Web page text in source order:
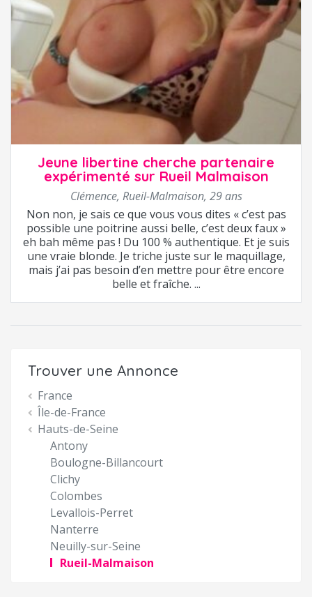
Jeune libertine cherche partenaire
expérimenté sur Rueil Malmaison
Clémence, Rueil-Malmaison, 29 ans
Non non, je sais ce que vous vous dites « c’est pas
possible une poitrine aussi belle, c’est deux faux »
eh bah même pas ! Du 100 % authentique. Et je suis
une vraie blonde. Je triche juste sur le maquillage,
mais j’ai pas besoin d’en mettre pour être encore
belle et fraîche. ...
Trouver une Annonce
France
Île-de-France
Hauts-de-Seine
Antony
Boulogne-Billancourt
Clichy
Colombes
Levallois-Perret
Nanterre
Neuilly-sur-Seine
Rueil-Malmaison